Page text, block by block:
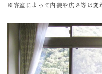
※客室によって内装や広さ等は変